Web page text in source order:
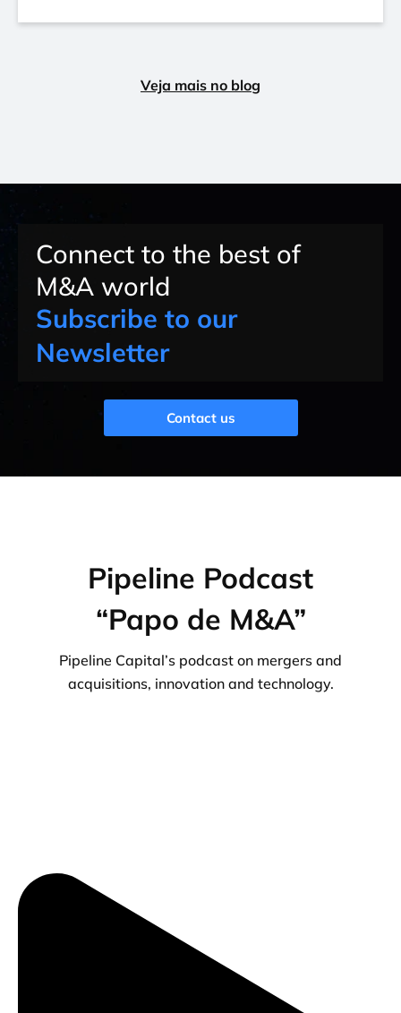
Veja mais no blog
Connect to the best of
M&A world
Subscribe to our
Newsletter
Contact us
Pipeline Podcast
“Papo de M&A”
Pipeline Capital’s podcast on mergers and
acquisitions, innovation and technology.